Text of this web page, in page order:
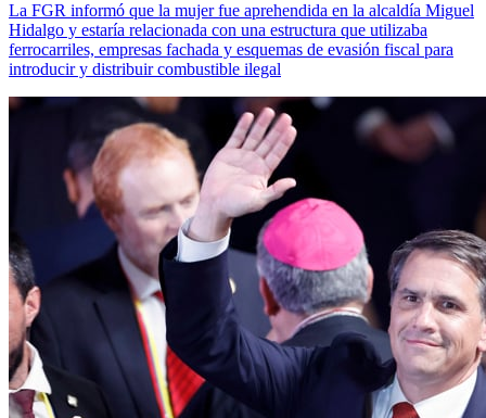
La FGR informó que la mujer fue aprehendida en la alcaldía Miguel
Hidalgo y estaría relacionada con una estructura que utilizaba
ferrocarriles, empresas fachada y esquemas de evasión fiscal para
introducir y distribuir combustible ilegal